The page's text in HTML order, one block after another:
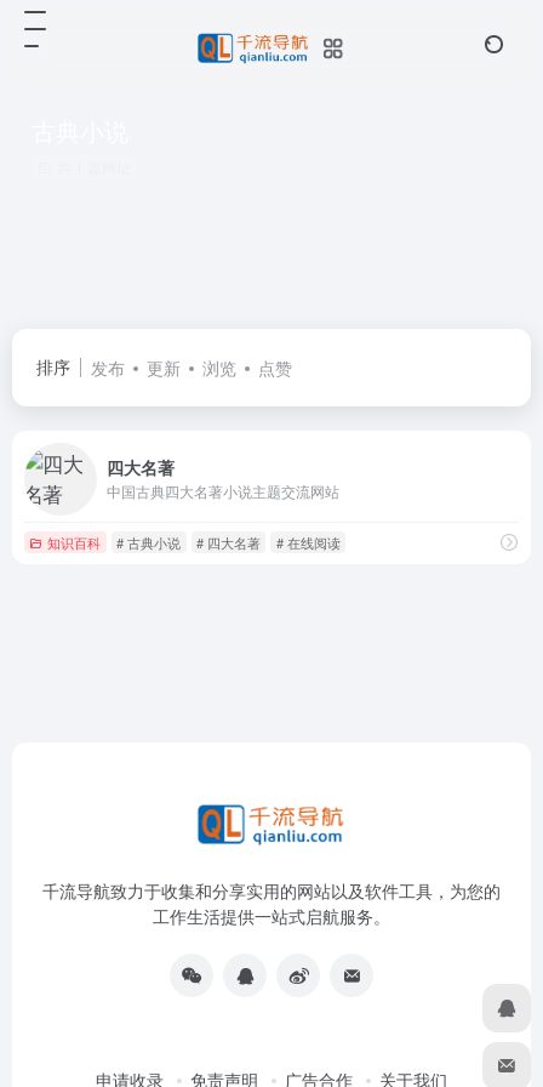
排序 发布 更新 浏览 点赞
四大名著
中国古典四大名著小说主题交流网站
知识百科 # 古典小说 # 四大名著 # 在线阅读
千流导航致力于收集和分享实用的网站以及软件工具，为您的
工作生活提供一站式启航服务。
申请收录 免责声明 广告合作 关于我们